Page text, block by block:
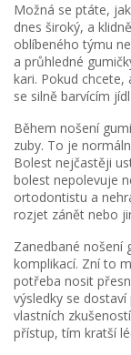
Možná se ptáte,
dnes široký, a
oblíbeného týmu
a průhledné
kari. Pokud chcete,
se silně barvícím
Během nošení
zuby. To je
Bolest nejčastěji
bolest nepolevuje
ortodontistu a
rozjet zánět nebo
Zanedbané nošení
komplikací. Zní to
potřeba nosit
výsledky se
vlastních
přístup, tím kratší